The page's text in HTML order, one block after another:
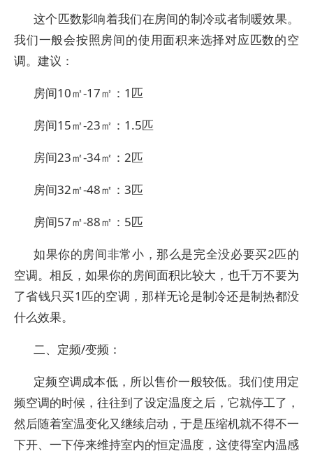
这个匹数影响着我们在房间的制冷或者制暖效果。
我们一般会按照房间的使用面积来选择对应匹数的空
调。建议：
房间10㎡-17㎡：1匹
房间15㎡-23㎡：1.5匹
房间23㎡-34㎡：2匹
房间32㎡-48㎡：3匹
房间57㎡-88㎡：5匹
如果你的房间非常小，那么是完全没必要买2匹的
空调。相反，如果你的房间面积比较大，也千万不要为
了省钱只买1匹的空调，那样无论是制冷还是制热都没
什么效果。
二、定频/变频：
定频空调成本低，所以售价一般较低。我们使用定
频空调的时候，往往到了设定温度之后，它就停工了，
然后随着室温变化又继续启动，于是压缩机就不得不一
下开、一下停来维持室内的恒定温度，这使得室内温感